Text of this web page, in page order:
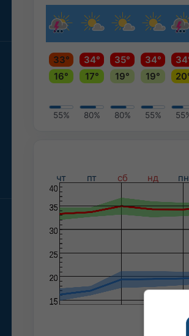
33° 34° 35° 34°
16°
17° 19° 19°
55% 80% 80% 55%
чт
пт сб нд пн